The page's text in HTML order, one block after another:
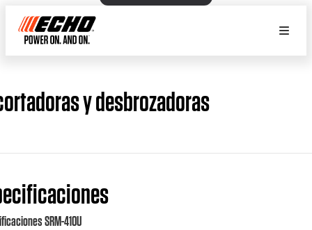
y desbrozadoras
SRM-410U